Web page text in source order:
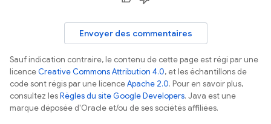
Envoyer des commentaires
Sauf indication contraire, le contenu de cette page est régi par une
licenceCreative Commons Attribution 4.0, et les échantillons de
code sont régis par une licenceApache 2.0. Pour en savoir plus,
consultez lesRègles du site Google Developers. Java est une
marque déposée d'Oracle et/ou de ses sociétés affiliées.